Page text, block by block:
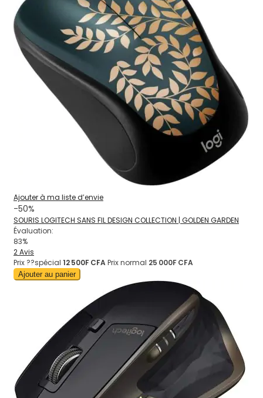
Ajouter à ma liste d’envie
-50%
SOURIS LOGITECH SANS FIL DESIGN COLLECTION | GOLDEN GARDEN
Évaluation:
83%
2Avis
Prix ??spécial 12 500F CFAPrix normal 25 000F CFA
Ajouter au panier